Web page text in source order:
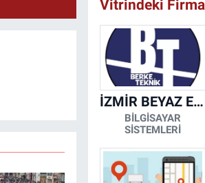
Vitrindeki
İZMİR BEYAZ EŞYA KLİMA KOMBİ SERVİSİ
BİLGİSAYAR
SİSTEMLERİ